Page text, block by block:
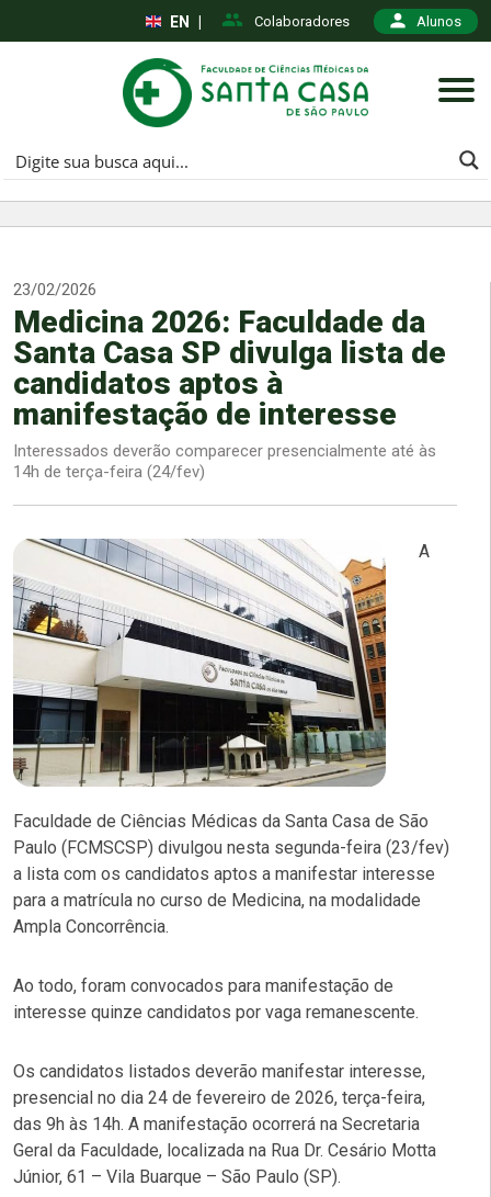
Colaboradores Alunos
EN
23/02/2026
Medicina 2026: Faculdade da
Santa Casa SP divulga lista de
candidatos aptos à
manifestação de interesse
Interessados deverão comparecer presencialmente até às
14h de terça-feira (24/fev)
A
Faculdade de Ciências Médicas da Santa Casa de São
Paulo (FCMSCSP) divulgou nesta segunda-feira (23/fev)
a lista com os candidatos aptos a manifestar interesse
para a matrícula no curso de Medicina, na modalidade
Ampla Concorrência.
Ao todo, foram convocados para manifestação de
interesse quinze candidatos por vaga remanescente.
Os candidatos listados deverão manifestar interesse,
presencial no dia 24 de fevereiro de 2026, terça-feira,
das 9h às 14h. A manifestação ocorrerá na Secretaria
Geral da Faculdade, localizada na Rua Dr. Cesário Motta
Júnior, 61 – Vila Buarque – São Paulo (SP).